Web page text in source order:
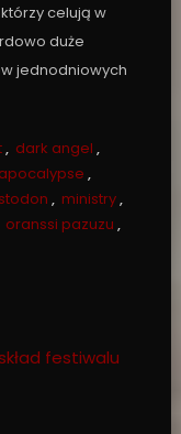
celują w
duże
jednodniowych
, dark angel ,
,
, ministry,
oranssi pazuzu ,